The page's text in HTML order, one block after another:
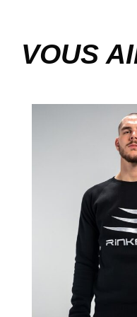
VOUS